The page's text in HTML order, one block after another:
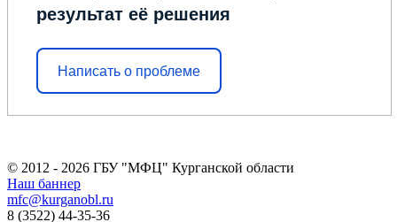
результат её решения
Написать о проблеме
© 2012 - 2026 ГБУ "МФЦ" Курганской области
Наш баннер
mfc@kurganobl.ru
8 (3522) 44-35-36